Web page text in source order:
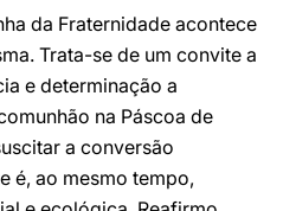
da Fraternidade acontece
Trata-se de um convite a
e determinação a
na Páscoa de
a conversão
é, ao mesmo tempo,